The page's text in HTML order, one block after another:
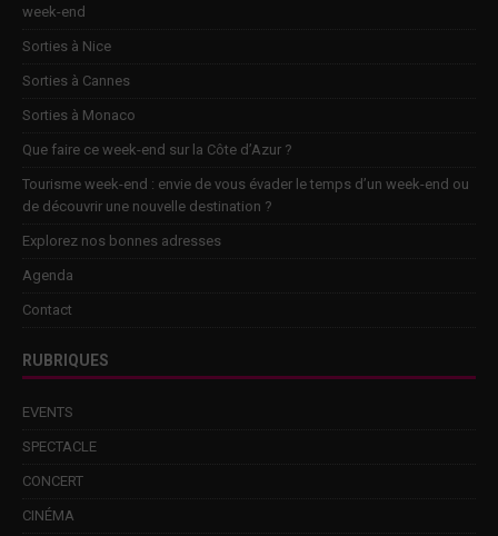
week-end
Sorties à Nice
Sorties à Cannes
Sorties à Monaco
Que faire ce week-end sur la Côte d’Azur ?
Tourisme week-end : envie de vous évader le temps d’un week-end ou
de découvrir une nouvelle destination ?
Explorez nos bonnes adresses
Agenda
Contact
RUBRIQUES
EVENTS
SPECTACLE
CONCERT
CINÉMA